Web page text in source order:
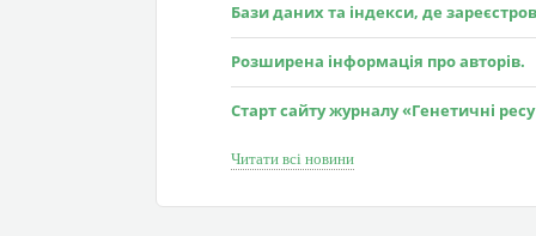
Бази даних та індекси, де
Розширена інформація про авторів.
Старт сайту журналу «Генетичні
Читати всі новини